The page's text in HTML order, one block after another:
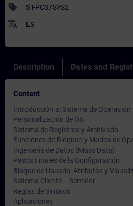
sell ST-PCS7SYS2
translate ES
Description Dates and
Content
Introducción al Sistema de
Personalización de OS
Sistema de Registros y Archivado
Funciones de Bloqueo y Modos de
Ingeniería de Datos (Mass Data)
Pasos Finales de la Configuración
Bloque de Usuario: Atributos y
Sistema Cliente – Servidor
Reglas de Sintaxis
Aplicaciones